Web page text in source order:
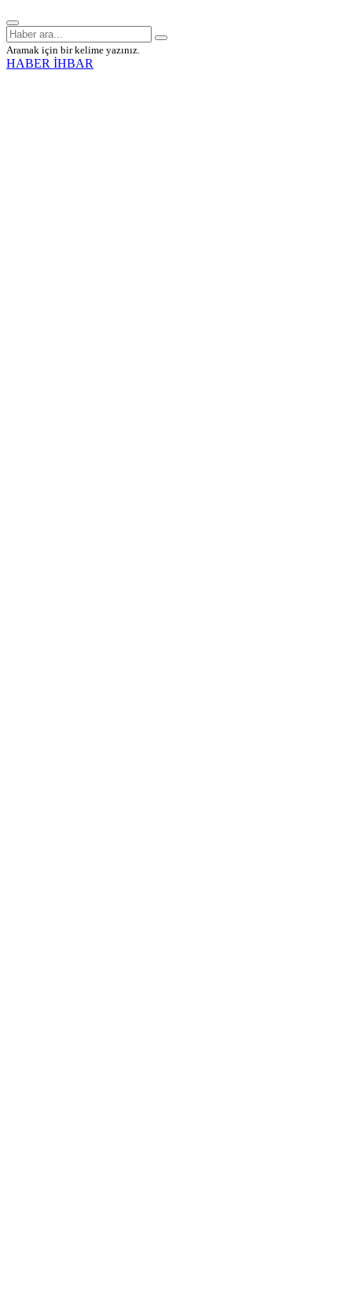
Aramak için bir kelime yazınız.
HABER İHBAR